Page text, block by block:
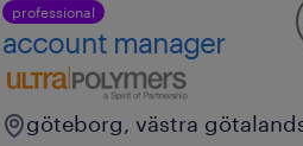
professional
account manager
göteborg, västra